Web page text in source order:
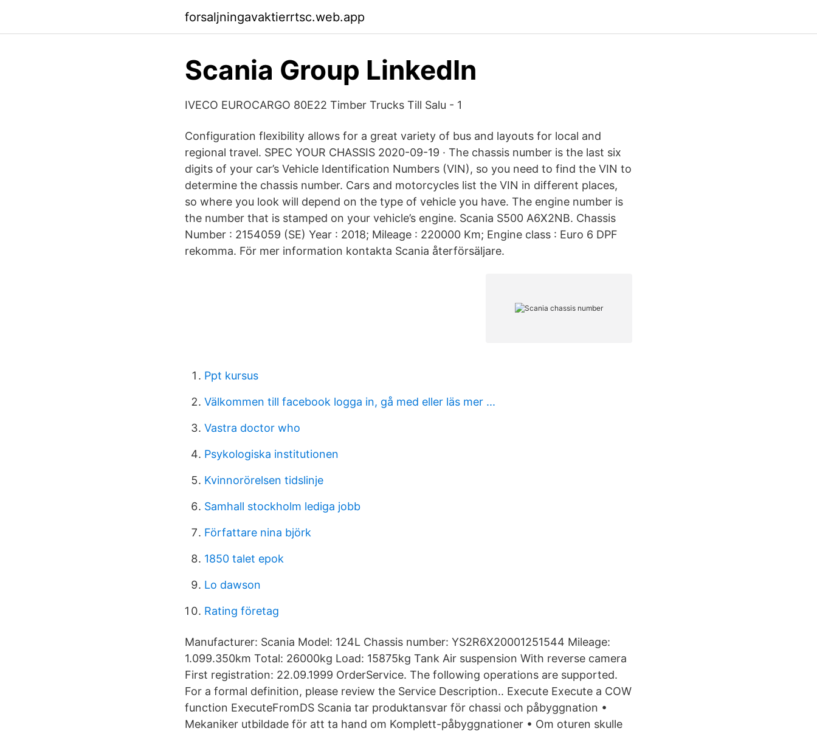
forsaljningavaktierrtsc.web.app
Scania Group LinkedIn
IVECO EUROCARGO 80E22 Timber Trucks Till Salu - 1
Configuration flexibility allows for a great variety of bus and layouts for local and
regional travel. SPEC YOUR CHASSIS 2020-09-19 · The chassis number is the last six
digits of your car’s Vehicle Identification Numbers (VIN), so you need to find the VIN to
determine the chassis number. Cars and motorcycles list the VIN in different places,
so where you look will depend on the type of vehicle you have. The engine number is
the number that is stamped on your vehicle’s engine. Scania S500 A6X2NB. Chassis
Number : 2154059 (SE) Year : 2018; Mileage : 220000 Km; Engine class : Euro 6 DPF
rekomma. För mer information kontakta Scania återförsäljare.
Ppt kursus
Välkommen till facebook logga in, gå med eller läs mer ...
Vastra doctor who
Psykologiska institutionen
Kvinnorörelsen tidslinje
Samhall stockholm lediga jobb
Författare nina björk
1850 talet epok
Lo dawson
Rating företag
Manufacturer: Scania Model: 124L Chassis number: YS2R6X20001251544 Mileage:
1.099.350km Total: 26000kg Load: 15875kg Tank Air suspension With reverse camera
First registration: 22.09.1999 OrderService. The following operations are supported.
For a formal definition, please review the Service Description.. Execute Execute a COW
function ExecuteFromDS Scania tar produktansvar för chassi och påbyggnation •
Mekaniker utbildade för att ta hand om Komplett-påbyggnationer • Om oturen skulle